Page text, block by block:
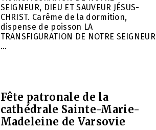
SEIGNEUR, DIEU ET SAUVEUR JÉSUS-
CHRIST. Carême de la dormition,
dispense de poisson LA
TRANSFIGURATION DE NOTRE SEIGNEUR
...
Fête patronale de la
cathédrale Sainte-Marie-
Madeleine de Varsovie